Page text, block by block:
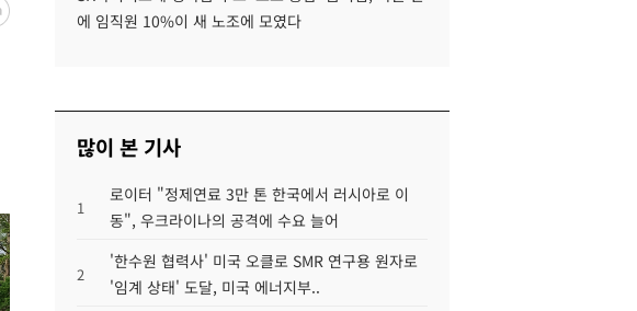
에 임직원 10%이 새 노조에 모였다
많이 본 기사
1
로이터 "정제연료 3만 톤 한국에서 러시아로 이
동", 우크라이나의 공격에 수요 늘어
2
'한수원 협력사' 미국 오클로 SMR 연구용 원자로
'임계 상태' 도달, 미국 에너지부..